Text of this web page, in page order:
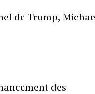
de Trump,
des